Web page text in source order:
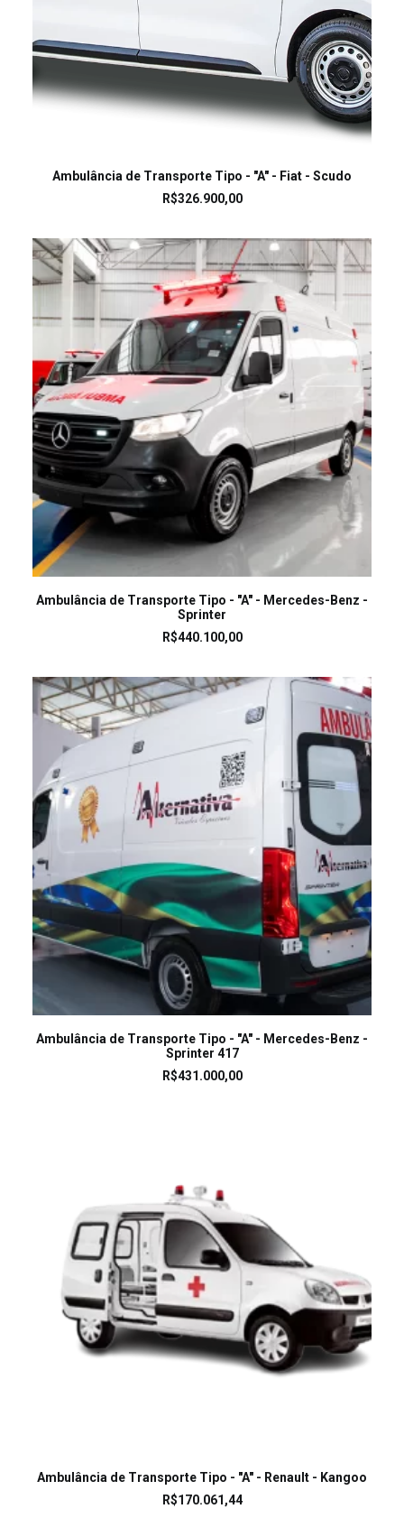
LEIA MAIS
Ambulância de Transporte Tipo - "A" - Fiat - Scudo
R$326.900,00
LEIA MAIS
Ambulância de Transporte Tipo - "A" - Mercedes-Benz -
Sprinter
R$440.100,00
LEIA MAIS
Ambulância de Transporte Tipo - "A" - Mercedes-Benz -
Sprinter 417
R$431.000,00
LEIA MAIS
Ambulância de Transporte Tipo - "A" - Renault - Kangoo
R$170.061,44